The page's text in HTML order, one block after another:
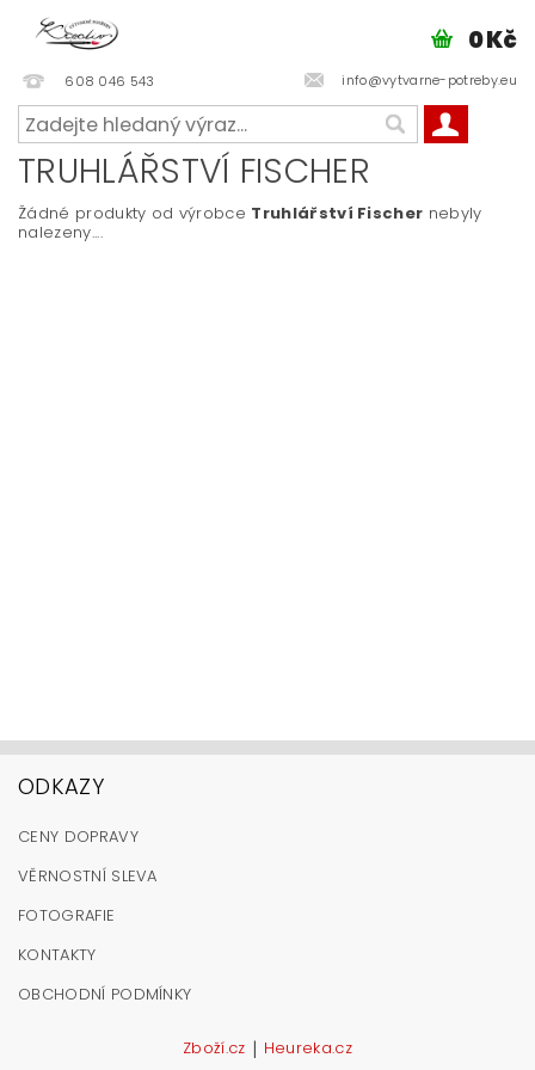
608 046 543 info@vytvarne-potreby.eu
0 Kč
TRUHLÁŘSTVÍ FISCHER
Žádné produkty od výrobce Truhlářství Fischer nebyly
nalezeny....
ODKAZY
CENY DOPRAVY
VĚRNOSTNÍ SLEVA
FOTOGRAFIE
KONTAKTY
OBCHODNÍ PODMÍNKY
Zboží.cz | Heureka.cz